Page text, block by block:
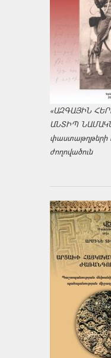
«ԱԶԳԱՅԻՆ
ԱՆՏԻՊ
փաստաթղթերի
ժողովածուն